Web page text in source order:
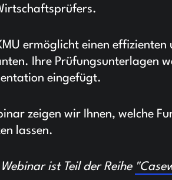
ermöglicht einen
Ihre Prüfungsunterlagen
eingefügt.
zeigen wir Ihnen, welche
lassen.
Webinar ist Teil der Reihe